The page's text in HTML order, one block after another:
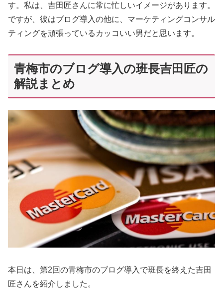
す。私は、吉田匠さんに常に忙しいイメージがあります。
ですが、彼はブログ導入の他に、マーケティングコンサル
ティングを頑張っているカッコいい男だと思います。
青梅市のブログ導入の班長吉田匠の
解説まとめ
本日は、第2回の青梅市のブログ導入で班長を終えた吉田
匠さんを紹介しました。